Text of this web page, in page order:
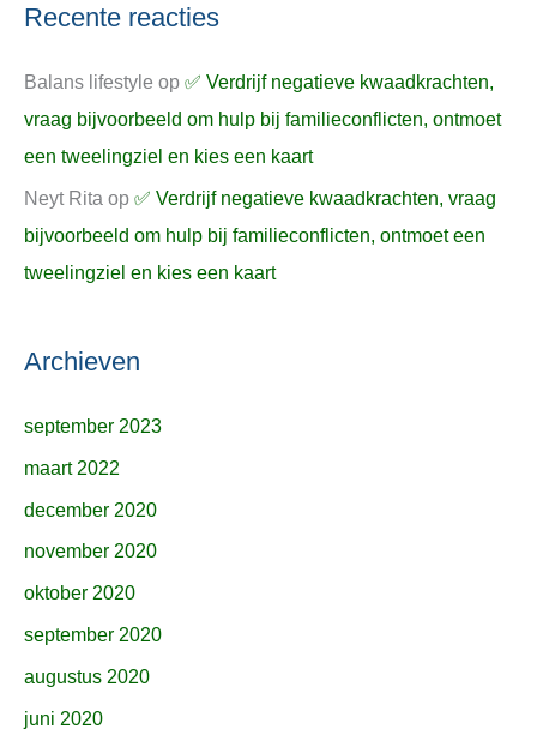
Recente reacties
Balans lifestyle op ✅ Verdrijf negatieve kwaadkrachten,
vraag bijvoorbeeld om hulp bij familieconflicten, ontmoet
een tweelingziel en kies een kaart
Neyt Rita op ✅ Verdrijf negatieve kwaadkrachten, vraag
bijvoorbeeld om hulp bij familieconflicten, ontmoet een
tweelingziel en kies een kaart
Archieven
september 2023
maart 2022
december 2020
november 2020
oktober 2020
september 2020
augustus 2020
juni 2020